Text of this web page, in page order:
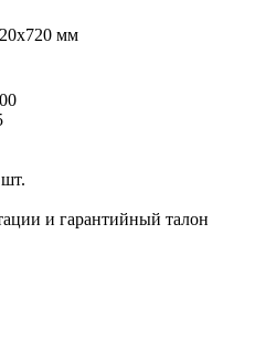
мм
и гарантийный талон